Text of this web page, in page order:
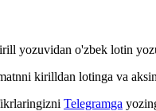
yozuvidan o'zbek lotin
kirilldan lotinga va
Telegramga